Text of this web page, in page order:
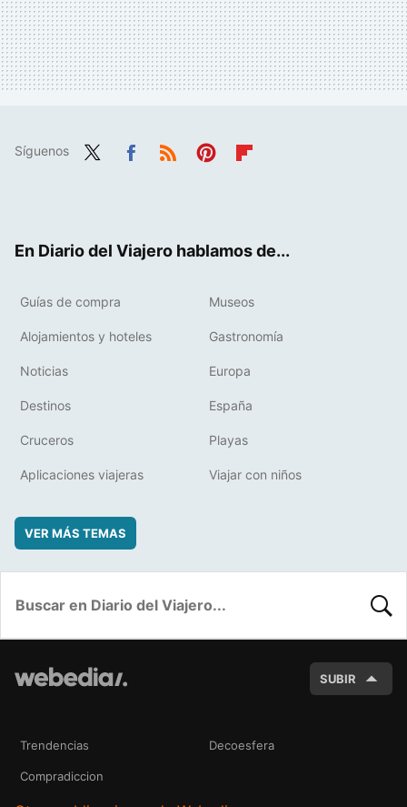
Síguenos
En Diario del Viajero hablamos de...
Guías de compra Museos
Alojamientos y hoteles Gastronomía
Noticias Europa
Destinos España
Cruceros Playas
Aplicaciones viajeras Viajar con niños
VER MÁS TEMAS
SUBIR
Trendencias Decoesfera
Compradiccion